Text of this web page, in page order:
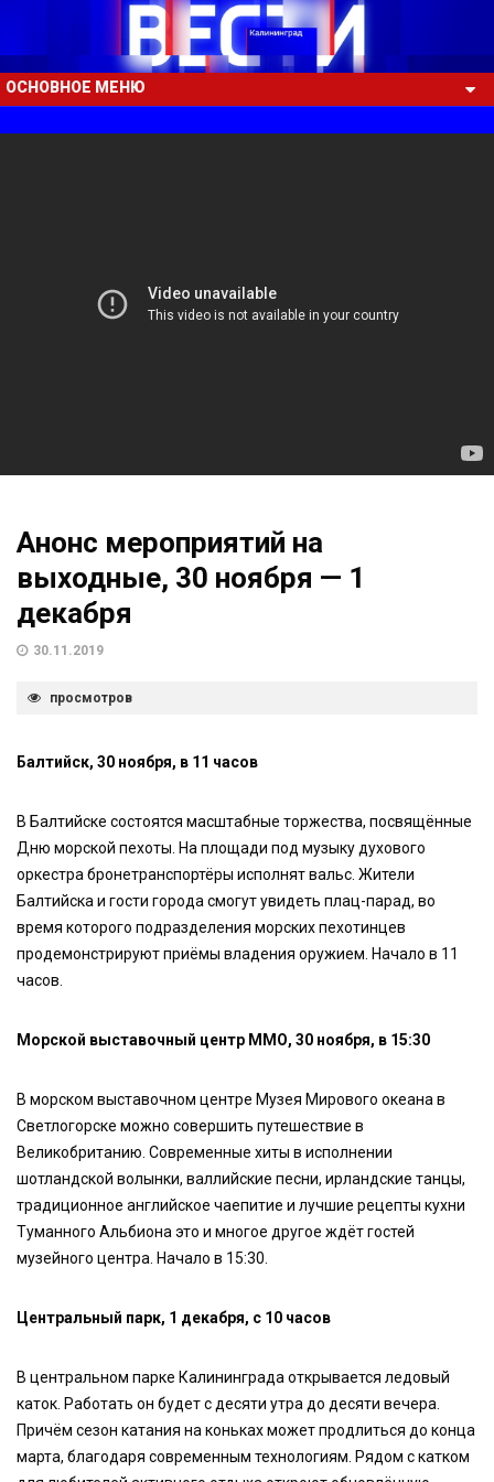
ОСНОВНОЕ МЕНЮ
Анонс мероприятий на
выходные, 30 ноября — 1
декабря
30.11.2019
просмотров
Балтийск, 30 ноября, в 11 часов
В Балтийске состоятся масштабные торжества, посвящённые
Дню морской пехоты. На площади под музыку духового
оркестра бронетранспортёры исполнят вальс. Жители
Балтийска и гости города смогут увидеть плац-парад, во
время которого подразделения морских пехотинцев
продемонстрируют приёмы владения оружием. Начало в 11
часов.
Морской выставочный центр ММО, 30 ноября, в 15:30
В морском выставочном центре Музея Мирового океана в
Светлогорске можно совершить путешествие в
Великобританию. Современные хиты в исполнении
шотландской волынки, валлийские песни, ирландские танцы,
традиционное английское чаепитие и лучшие рецепты кухни
Туманного Альбиона это и многое другое ждёт гостей
музейного центра. Начало в 15:30.
Центральный парк, 1 декабря, с 10 часов
В центральном парке Калининграда открывается ледовый
каток. Работать он будет с десяти утра до десяти вечера.
Причём сезон катания на коньках может продлиться до конца
марта, благодаря современным технологиям. Рядом с катком